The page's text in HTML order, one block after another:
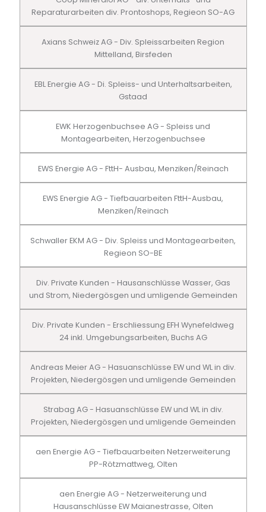
Reparaturarbeiten div. Prontoshops, Regieon SO-AG
Axians Schweiz AG - Div. Spleissarbeiten Region
Mittelland, Birsfeden
EBL Energie AG - Di. Spleiss- und Unterhaltsarbeiten,
Gstaad
EWK Herzogenbuchsee AG - Spleiss und
Montagearbeiten, Herzogenbuchsee
EWS Energie AG - FttH- Ausbau, Menziken/Reinach
EWS Energie AG - Tiefbauarbeiten FttH-Ausbau,
Menziken/Reinach
Schwaller EKM AG - Div. Spleiss und Montagearbeiten,
Regieon SO-BE
Div. Private Kunden - Hausanschlüsse Wasser, Gas
und Strom, Niedergösgen und umligende Gemeinden
Div. Private Kunden - Erschliessung EFH Wynefeldweg
24 inkl. Umgebungsarbeiten, Buchs AG
Andreas Meier AG - Hasuanschlüsse EW und WL in div.
Projekten, Niedergösgen und umligende Gemeinden
Strabag AG - Hasuanschlüsse EW und WL in div.
Projekten, Niedergösgen und umligende Gemeinden
aen Energie AG - Tiefbauarbeiten Netzerweiterung
PP-Rötzmattweg, Olten
aen Energie AG - Netzerweiterung und
Hausanschlüsse EW Maianestrasse, Olten